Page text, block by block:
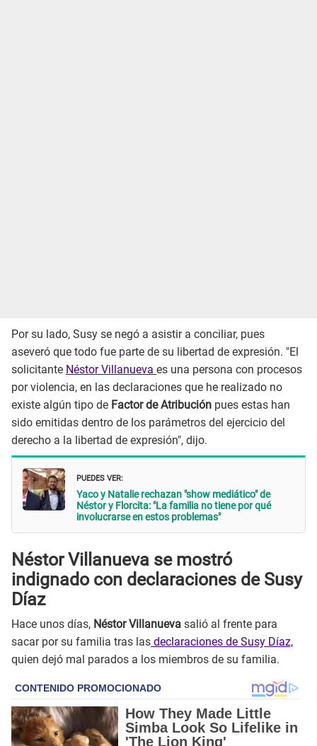
Por su lado, Susy se negó a asistir a conciliar, pues
aseveró que todo fue parte de su libertad de expresión. "El
solicitante Néstor Villanueva es una persona con procesos
por violencia, en las declaraciones que he realizado no
existe algún tipo de Factor de Atribución pues estas han
sido emitidas dentro de los parámetros del ejercicio del
derecho a la libertad de expresión", dijo.
PUEDES VER:
Yaco y Natalie rechazan "show mediático" de
Néstor y Florcita: "La familia no tiene por qué
involucrarse en estos problemas"
Néstor Villanueva se mostró
indignado con declaraciones de Susy
Díaz
Hace unos días, Néstor Villanueva salió al frente para
sacar por su familia tras las declaraciones de Susy Díaz,
quien dejó mal parados a los miembros de su familia.